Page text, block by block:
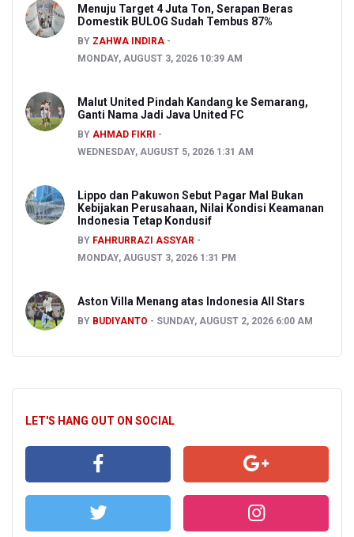
Menuju Target 4 Juta Ton, Serapan Beras
Domestik BULOG Sudah Tembus 87%
BY ZAHWA INDIRA
MONDAY, AUGUST 3, 2026 10:39 AM
Malut United Pindah Kandang ke Semarang,
Ganti Nama Jadi Java United FC
BY AHMAD FIKRI
WEDNESDAY, AUGUST 5, 2026 1:31 AM
Lippo dan Pakuwon Sebut Pagar Mal Bukan
Kebijakan Perusahaan, Nilai Kondisi Keamanan
Indonesia Tetap Kondusif
BY FAHRURRAZI ASSYAR
MONDAY, AUGUST 3, 2026 1:31 PM
Aston Villa Menang atas Indonesia All Stars
BY BUDIYANTO SUNDAY, AUGUST 2, 2026 6:00 AM
LET'S HANG OUT ON SOCIAL